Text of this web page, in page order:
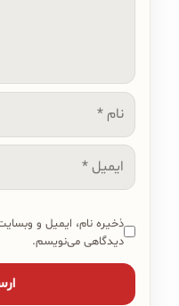
نام
ایمیل
ذخیره نام، ایمیل و
دیدگاهی می‌نویسم.